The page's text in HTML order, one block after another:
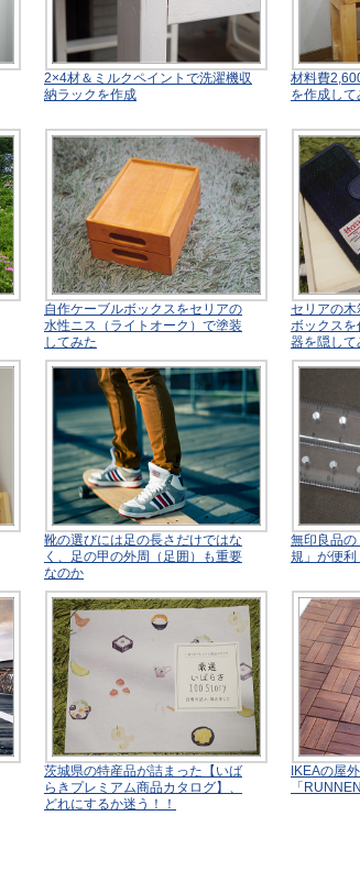
2×4材＆ミルクペイントで洗濯機収
納ラックを作成
材料費
を作成して
自作ケーブルボックスをセリアの
水性ニス（ライトオーク）で塗装
してみた
セリアの
ボックス
器を隠して
靴の選びには足の長さだけではな
く、足の甲の外周（足囲）も重要
なのか
無印良品の
規」が便利
茨城県の特産品が詰まった【いば
らきプレミアム商品カタログ】、
どれにするか迷う！！
IKEAの屋
「